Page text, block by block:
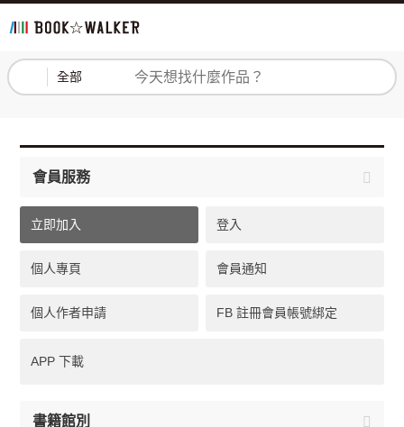
全部 登入 註冊
會員服務
立即加入 登入
個人專頁 會員通知
個人作者申請 FB 註冊會員帳號綁定
APP 下載
書籍館別